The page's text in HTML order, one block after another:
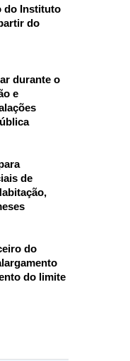
do Instituto
do
durante o
e
de
do
do limite